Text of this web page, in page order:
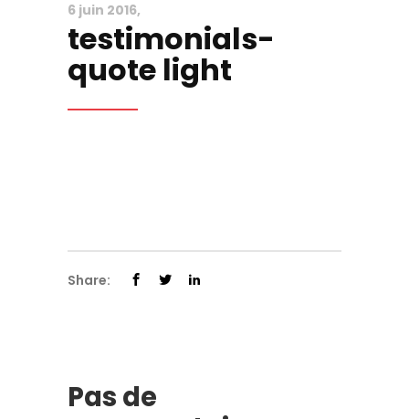
6 juin 2016
testimonials-
quote light
Share:
Pas de